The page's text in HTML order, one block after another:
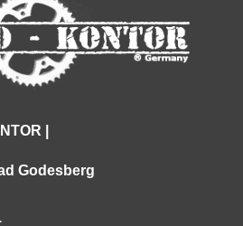
|
Godesberg